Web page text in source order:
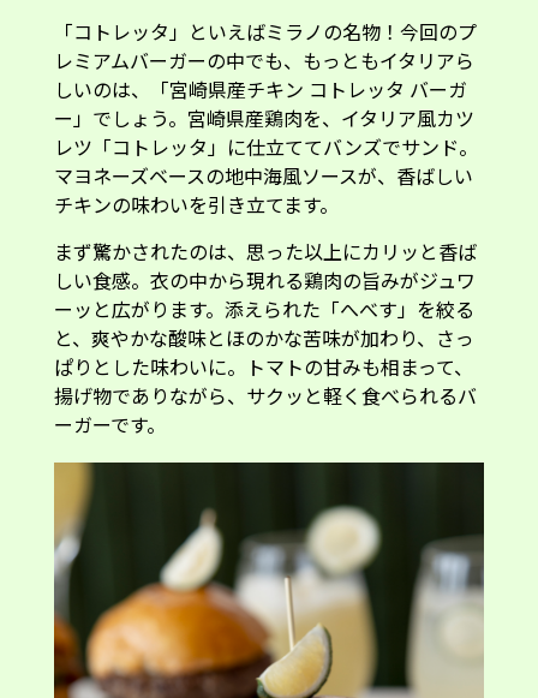
「コトレッタ」といえばミラノの名物！今回のプ
レミアムバーガーの中でも、もっともイタリアら
しいのは、「宮崎県産チキン コトレッタ バーガ
ー」でしょう。宮崎県産鶏肉を、イタリア風カツ
レツ「コトレッタ」に仕立ててバンズでサンド。
マヨネーズベースの地中海風ソースが、香ばしい
チキンの味わいを引き立てます。
まず驚かされたのは、思った以上にカリッと香ば
しい食感。衣の中から現れる鶏肉の旨みがジュワ
ーッと広がります。添えられた「へべす」を絞る
と、爽やかな酸味とほのかな苦味が加わり、さっ
ぱりとした味わいに。トマトの甘みも相まって、
揚げ物でありながら、サクッと軽く食べられるバ
ーガーです。